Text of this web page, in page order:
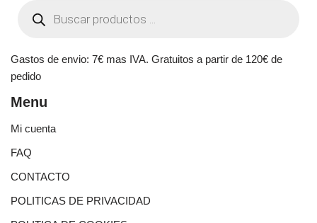
Gastos de envio: 7€ mas IVA. Gratuitos a partir de 120€ de
pedido
Menu
Mi cuenta
FAQ
CONTACTO
POLITICAS DE PRIVACIDAD